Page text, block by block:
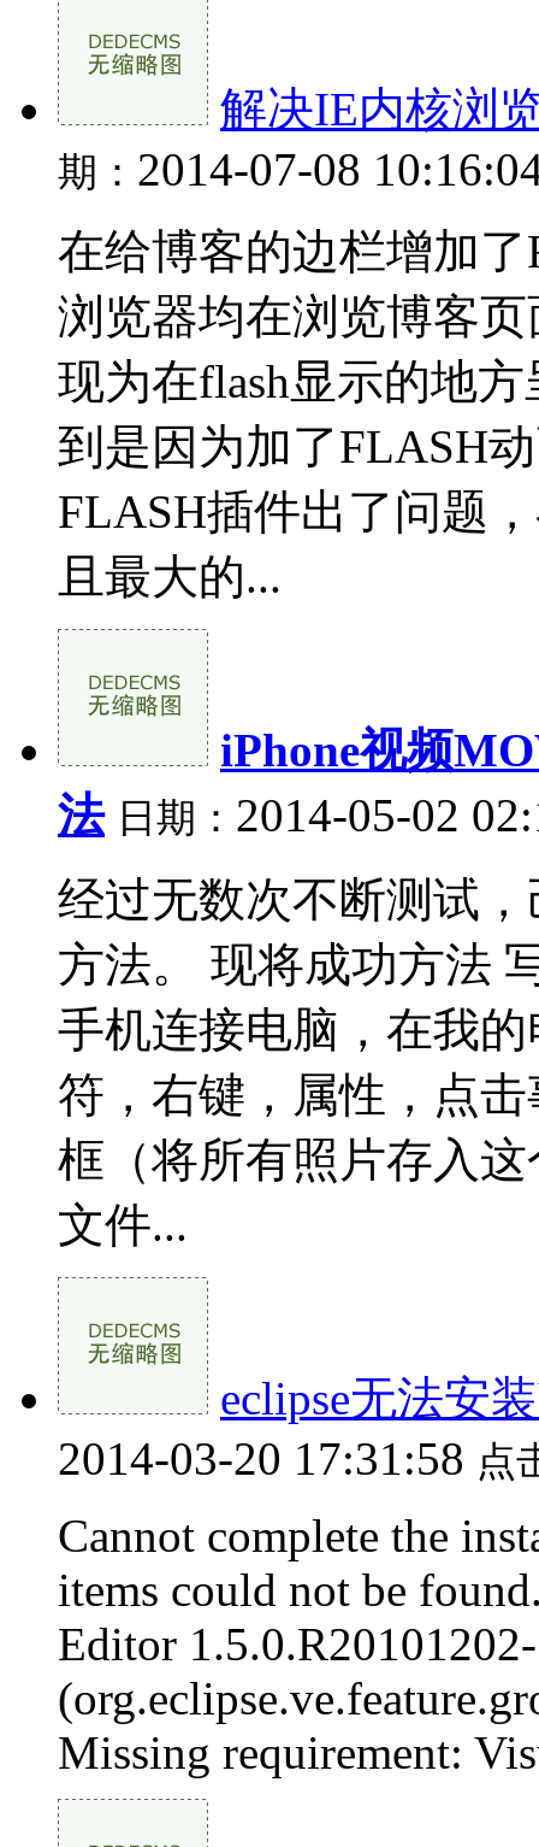
解决IE内核浏
期： 2014-07-08
在给博客的边栏增加
浏览器均在浏览博客
现为在flash显示的地
到是因为加了FLASH
FLASH插件出了问题
且最大的...
iPhone视频
法 日期： 2014-05-02
经过无数次不断测试
方法。 现将成功方法
手机连接电脑，在我
符，右键，属性，点
框（将所有照片存入
文件...
eclipse无法安
2014-03-20 17:31:58 点
Cannot complete the
items could not be
Editor
Missing requirement: